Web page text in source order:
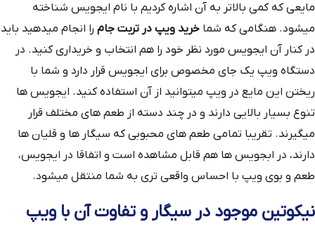
مایعی که کمی بالاتر به آن اشاره کردیم با نام ایجویس شناخته
میشود. هنگامی که شما خرید ویپ در تربت جام را انجام میدهید باید
در کنار آن ایجویس مورد نظر خود را هم انتخاب و خریداری کنید. در
دستگاه ویپ یک جای مخصوص برای ایجویس قرار دارد و شما با
ریختن این مایع در ویپ میتوانید از آن استفاده کنید. ایجویس ها
تنوع بسیار بالایی دارند و در چند دسته از طعم های مختلف قرار
میگیرند. تقریبا تمامی طعم های محبوبی که سیگار ها و قلیان ها
دارند، در ابجویس ها هم قابل مشاهده است و اتفاقا در ایجویس،
طعم و بوی ویپ با احساس واقعی تری به شما منتقل میشود.
نیکوتین موجود در سیگار و تفاوت آن با ویپ